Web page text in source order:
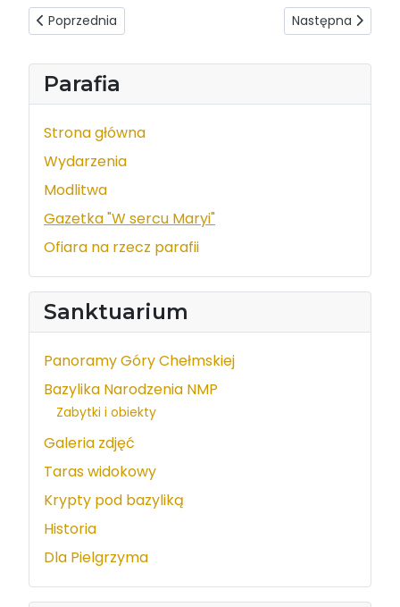
Parafia
Strona główna
Wydarzenia
Modlitwa
Gazetka "W sercu Maryi"
Ofiara na rzecz parafii
Sanktuarium
Panoramy Góry Chełmskiej
Bazylika Narodzenia NMP
Zabytki i obiekty
Galeria zdjęć
Taras widokowy
Krypty pod bazyliką
Historia
Dla Pielgrzyma
Poprzednia strona: W sercu Maryi - wydanie z dnia 2017-
Poprzednia Następna
Następna